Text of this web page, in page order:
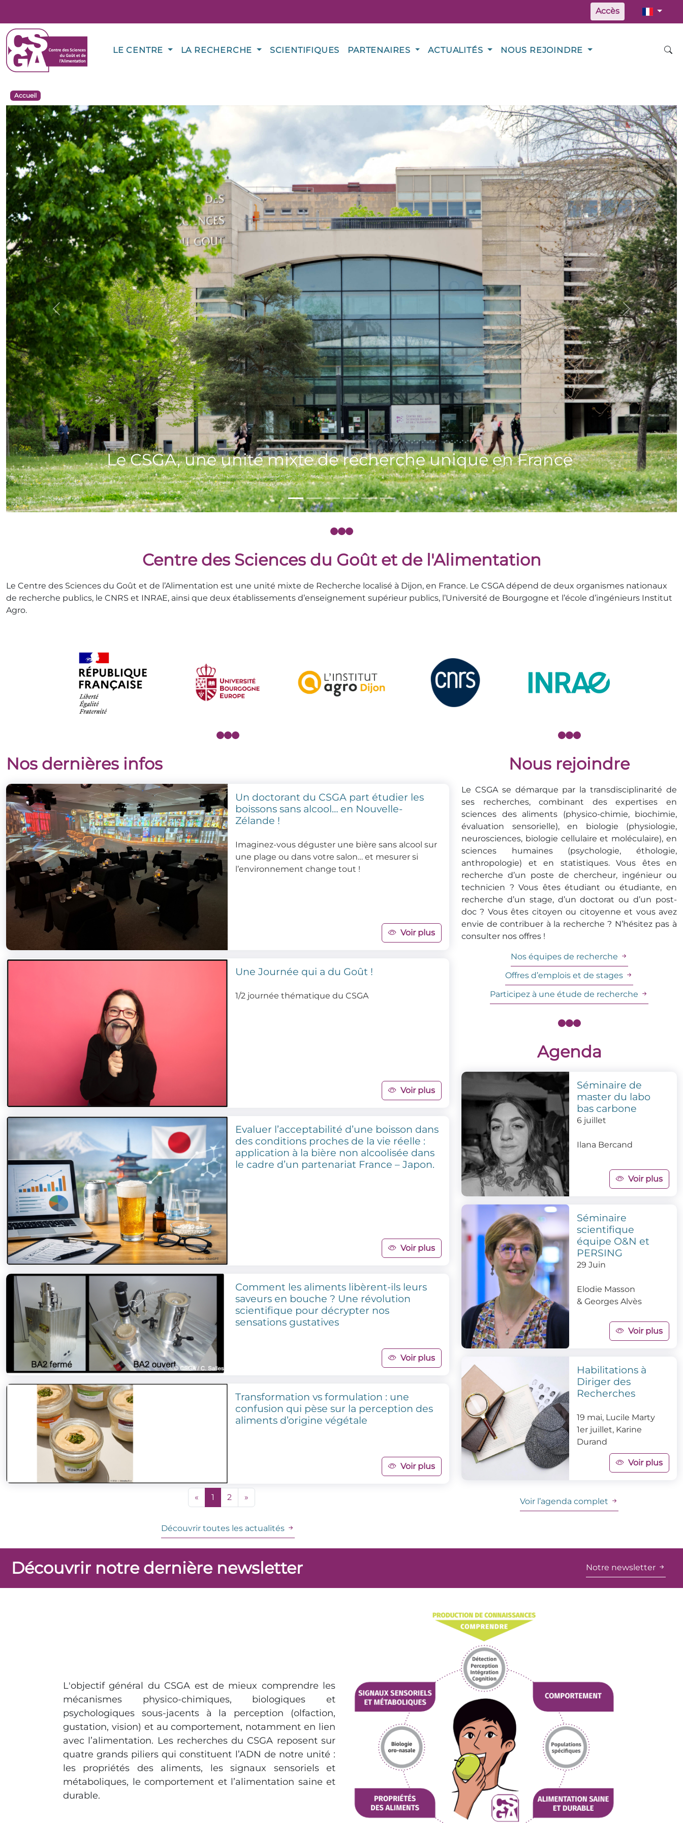
Accès
LE CENTRE LA RECHERCHE SCIENTIFIQUES PARTENAIRES ACTUALITÉS NOUS REJOINDRE
Accueil
Vélotour 2024, site INRAE (Crédit photo: Communication
INRAe BFC)
Previous Next
Centre des Sciences du Goût et de l'Alimentation
Le Centre des Sciences du Goût et de l’Alimentation est une unité mixte de Recherche localisé à Dijon, en France. Le CSGA dépend de deux organismes nationaux
de recherche publics, le CNRS et INRAE, ainsi que deux établissements d’enseignement supérieur publics, l’Université de Bourgogne et l’école d’ingénieurs Institut
Agro.
Nos dernières infos
Un doctorant du CSGA part étudier les
boissons sans alcool… en Nouvelle-
Zélande !
Imaginez-vous déguster une bière sans alcool sur
une plage ou dans votre salon… et mesurer si
l’environnement change tout !
Voir plus
Une Journée qui a du Goût !
1/2 journée thématique du CSGA
Voir plus
Evaluer l’acceptabilité d’une boisson dans
des conditions proches de la vie réelle :
application à la bière non alcoolisée dans
le cadre d’un partenariat France – Japon.
Voir plus
Comment les aliments libèrent-ils leurs
saveurs en bouche ? Une révolution
scientifique pour décrypter nos
sensations gustatives
Voir plus
Transformation vs formulation : une
confusion qui pèse sur la perception des
aliments d’origine végétale
Voir plus
« 1 2 »
Découvrir toutes les actualités
Nous rejoindre
Le CSGA se démarque par la transdisciplinarité de
ses recherches, combinant des expertises en
sciences des aliments (physico-chimie, biochimie,
évaluation sensorielle), en biologie (physiologie,
neurosciences, biologie cellulaire et moléculaire), en
sciences humaines (psychologie, éthologie,
anthropologie) et en statistiques. Vous êtes en
recherche d’un poste de chercheur, ingénieur ou
technicien ? Vous êtes étudiant ou étudiante, en
recherche d’un stage, d’un doctorat ou d’un post-
doc ? Vous êtes citoyen ou citoyenne et vous avez
envie de contribuer à la recherche ? N’hésitez pas à
consulter nos offres !
Nos équipes de recherche
Offres d’emplois et de stages
Participez à une étude de recherche
Agenda
Séminaire de
master du labo
bas carbone
6 juillet
Ilana Bercand
Voir plus
Séminaire
scientifique
équipe O&N et
PERSING
29 Juin
Elodie Masson
& Georges Alvès
Voir plus
Habilitations à
Diriger des
Recherches
19 mai, Lucile Marty
1er juillet, Karine
Durand
Voir plus
Voir l’agenda complet
Découvrir notre dernière newsletter Notre newsletter
L'objectif général du CSGA est de mieux comprendre les
mécanismes physico-chimiques, biologiques et
psychologiques sous-jacents à la perception (olfaction,
gustation, vision) et au comportement, notamment en lien
avec l’alimentation. Les recherches du CSGA reposent sur
quatre grands piliers qui constituent l’ADN de notre unité :
les propriétés des aliments, les signaux sensoriels et
métaboliques, le comportement et l’alimentation saine et
durable.